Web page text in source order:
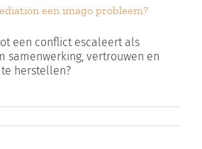
een imago probleem?
een conflict escaleert als
samenwerking, vertrouwen en
herstellen?